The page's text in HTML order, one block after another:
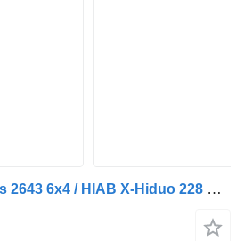
Mercedes-Benz Arocs 2643 6x4 / HIAB X-Hiduo 228 E-4 crane / remote control / P